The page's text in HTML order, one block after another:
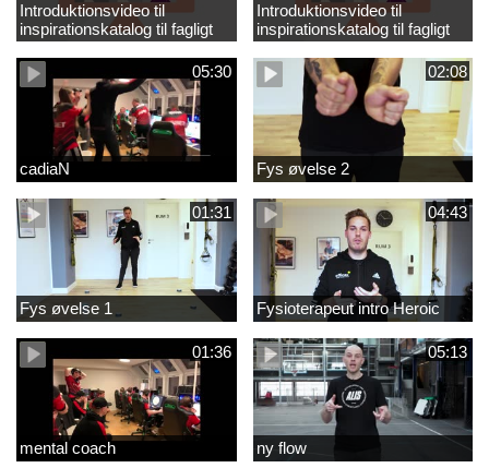
Introduktionsvideo til
inspirationskatalog til fagligt
løft_tilrettet
Introduktionsvideo til
inspirationskatalog til fagligt
løft
05:30
cadiaN
02:08
Fys øvelse 2
01:31
Fys øvelse 1
04:43
Fysioterapeut intro Heroic
01:36
mental coach
05:13
ny flow